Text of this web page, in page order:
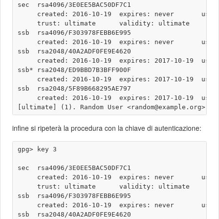
sec  rsa4096/3E0EE5BAC50DF7C1
created: 2016-10-19  expires: never
     trust: ultimate      validity: ultimate
ssb  rsa4096/F303978FEBB6E995
created: 2016-10-19  expires: never
ssb  rsa2048/40A2ADF0FE9E4620
created: 2016-10-19  expires: 2017-10-19
ssb* rsa2048/ED9BBD7B3BFF900F
created: 2016-10-19  expires: 2017-10-19
ssb  rsa2048/5F89B668295AE797
created: 2016-10-19  expires: 2017-10-19
infine si ripeterà la procedura con la chiave di autenticazione:
gpg> key 3
sec  rsa4096/3E0EE5BAC50DF7C1
created: 2016-10-19  expires: never
     trust: ultimate      validity: ultimate
ssb  rsa4096/F303978FEBB6E995
created: 2016-10-19  expires: never
ssb  rsa2048/40A2ADF0FE9E4620